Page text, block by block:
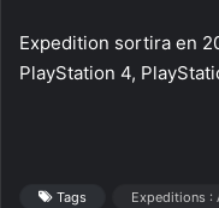
Expedition sortira en
PlayStation 4,
Tags Expeditions :